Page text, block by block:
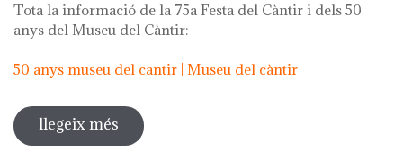
Tota la informació de la 75a Festa del Càntir i dels 50
anys del Museu del Càntir:
50 anys museu del cantir | Museu del càntir
llegeix més sobre 75a festa del càntir